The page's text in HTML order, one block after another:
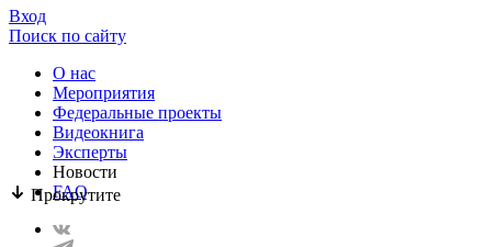
Прокрутите
Вход
Поиск по сайту
О нас
Mероприятия
Федеральные проекты
Видеокнига
Эксперты
Новости
FAQ